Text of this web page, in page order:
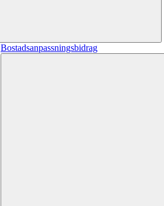
Bostadsanpassningsbidrag